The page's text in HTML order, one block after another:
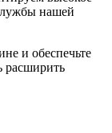
нашей
и обеспечьте
расширить